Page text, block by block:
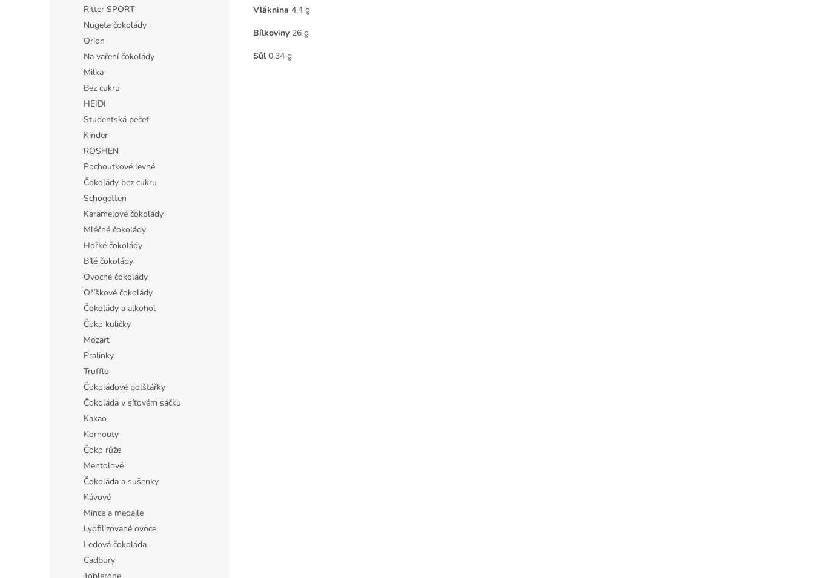
Ritter SPORT
Nugeta čokolády
Orion
Na vaření čokolády
Milka
Bez cukru
HEIDI
Studentská pečeť
Kinder
ROSHEN
Pochoutkové levné
Čokolády bez cukru
Schogetten
Karamelové čokolády
Mléčné čokolády
Hořké čokolády
Bílé čokolády
Ovocné čokolády
Oříškové čokolády
Čokolády a alkohol
Čoko kuličky
Mozart
Pralinky
Truffle
Čokoládové polštářky
Čokoláda v síťovém sáčku
Kakao
Kornouty
Čoko růže
Mentolové
Čokoláda a sušenky
Kávové
Mince a medaile
Lyofilizované ovoce
Ledová čokoláda
Cadbury
Vláknina 4.4 g
Bílkoviny 26 g
Sůl 0.34 g